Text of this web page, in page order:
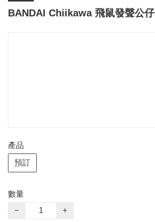
BANDAI Chiikawa 飛鼠發聲公仔
產品
預訂
數量
−
+